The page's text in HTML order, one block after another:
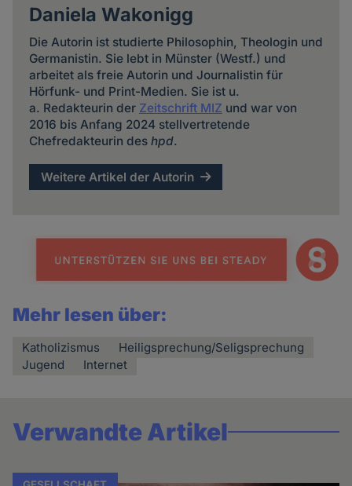
Daniela Wakonigg
Die Autorin ist studierte Philosophin, Theologin und
Germanistin. Sie lebt in Münster (Westf.) und
arbeitet als freie Autorin und Journalistin für
Hörfunk- und Print-Medien. Sie ist u.
a. Redakteurin der Zeitschrift MIZ und war von
2016 bis Anfang 2024 stellvertretende
Chefredakteurin des hpd.
Weitere Artikel der Autorin
Mehr lesen über:
Katholizismus
Heiligsprechung/Seligsprechung
Jugend
Internet
Verwandte Artikel